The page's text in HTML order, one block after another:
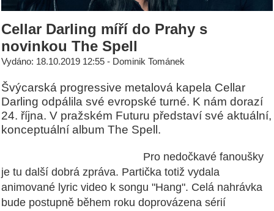
Cellar Darling míří do Prahy s
novinkou The Spell
Vydáno: 18.10.2019 12:55 - Dominik Tománek
Švýcarská progressive metalová kapela Cellar
Darling odpálila své evropské turné. K nám dorazí
24. října. V pražském Futuru představí své aktuální,
konceptuální album The Spell.
Pro nedočkavé fanoušky
je tu další dobrá zpráva. Partička totiž vydala
animované lyric video k songu "Hang". Celá nahrávka
bude postupně během roku doprovázena sérií